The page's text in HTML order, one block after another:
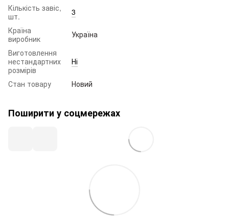
Кількість завіс,
шт.
3
Країна
виробник
Україна
Виготовлення
нестандартних
розмірів
Ні
Стан товару Новий
Поширити у соцмережах